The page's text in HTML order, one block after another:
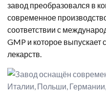
завод преобразовался в
современное
соответствии с
GMP и которое выпускает
лекарств.